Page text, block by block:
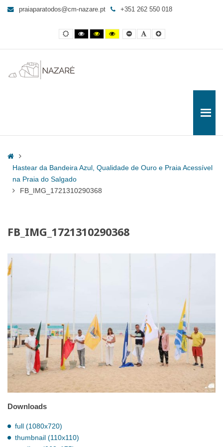
FB_IMG_1721310290368
Todos
praiaparatodos@cm-nazare.pt +351 262 550 018
Contraste
normal
Contraste
preto
branco
Contraste
preto
amarelo
Yellow
and
contrast
Smaller
Font
Letra
por
Letra
maior
Home
Hastear da Bandeira Azul, Qualidade de Ouro e Praia Acessível
na Praia do Salgado
FB_IMG_1721310290368
FB_IMG_1721310290368
Downloads
full (1080x720)
thumbnail (110x110)